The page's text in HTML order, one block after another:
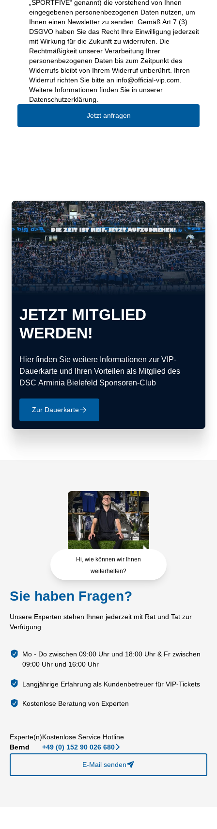
„SPORTFIVE“ genannt) die vorstehend von Ihnen
eingegebenen personenbezogenen Daten nutzen, um
Ihnen einen Newsletter zu senden. Gemäß Art 7 (3)
DSGVO haben Sie das Recht Ihre Einwilligung jederzeit
mit Wirkung für die Zukunft zu widerrufen. Die
Rechtmäßigkeit unserer Verarbeitung Ihrer
personenbezogenen Daten bis zum Zeitpunkt des
Widerrufs bleibt von Ihrem Widerruf unberührt. Ihren
Widerruf richten Sie bitte an info@official-vip.com
Weitere Informationen finden Sie in unserer
Datenschutzerklärung.
Jetzt anfragen
JETZT MITGLIED
WERDEN!
Hier finden Sie weitere Informationen zur VIP-
Dauerkarte und Ihren Vorteilen als Mitglied des
DSC Arminia Bielefeld Sponsoren-Club
Zur Dauerkarte􀄫
Hi, wie können wir Ihnen
weiterhelfen?
Sie haben Fragen?
Unsere Experten stehen Ihnen jederzeit mit Rat und Tat zur
Verfügung.
Mo - Do zwischen 09:00 Uhr und 18:00 Uhr & Fr zwischen
09:00 Uhr und 16:00 Uhr
Langjährige Erfahrung als Kundenbetreuer für VIP-Tickets
Kostenlose Beratung von Experten
Experte(n)
Bernd
Kostenlose Service Hotline
+49 (0) 152 90 026 680􀆊
E-Mail senden􀈠